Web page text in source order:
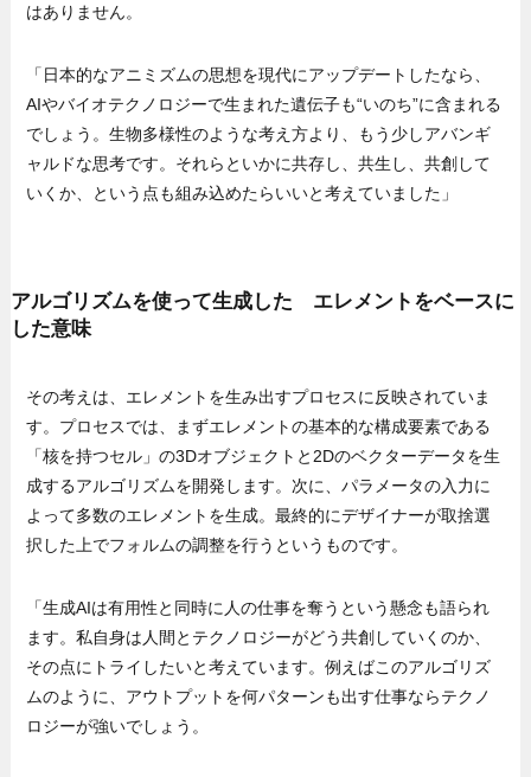
はありません。
「日本的なアニミズムの思想を現代にアップデートしたなら、
AIやバイオテクノロジーで生まれた遺伝子も“いのち”に含まれる
でしょう。生物多様性のような考え方より、もう少しアバンギ
ャルドな思考です。それらといかに共存し、共生し、共創して
いくか、という点も組み込めたらいいと考えていました」
アルゴリズムを使って生成した エレメントをベースに
した意味
その考えは、エレメントを生み出すプロセスに反映されていま
す。プロセスでは、まずエレメントの基本的な構成要素である
「核を持つセル」の3Dオブジェクトと2Dのベクターデータを生
成するアルゴリズムを開発します。次に、パラメータの入力に
よって多数のエレメントを生成。最終的にデザイナーが取捨選
択した上でフォルムの調整を行うというものです。
「生成AIは有用性と同時に人の仕事を奪うという懸念も語られ
ます。私自身は人間とテクノロジーがどう共創していくのか、
その点にトライしたいと考えています。例えばこのアルゴリズ
ムのように、アウトプットを何パターンも出す仕事ならテクノ
ロジーが強いでしょう。